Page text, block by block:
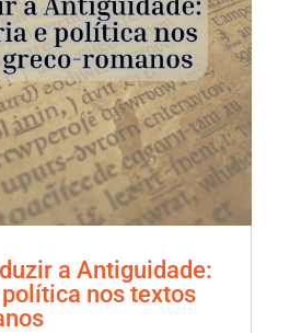
a Antiguidade:
nos textos